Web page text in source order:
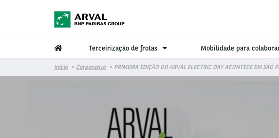
Terceirização de frotas Mobilidade para
Início Corporativo PRIMEIRA EDIÇÃO DO ARVAL ELECTRIC DAY ACONTECE EM SÃO